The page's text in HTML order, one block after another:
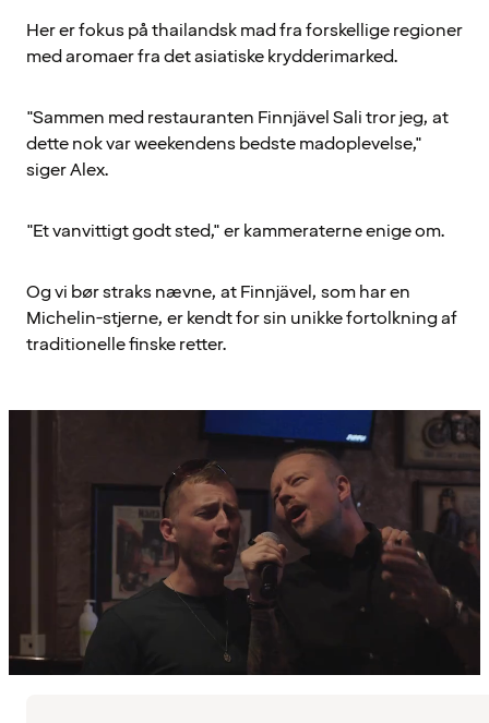
Her er fokus på thailandsk mad fra forskellige regioner
med aromaer fra det asiatiske krydderimarked.
"Sammen med restauranten Finnjävel Sali tror jeg, at
dette nok var weekendens bedste madoplevelse,"
siger Alex.
"Et vanvittigt godt sted," er kammeraterne enige om.
Og vi bør straks nævne, at Finnjävel, som har en
Michelin-stjerne, er kendt for sin unikke fortolkning af
traditionelle finske retter.